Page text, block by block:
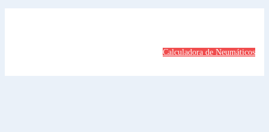
Calculadora de Neumáticos